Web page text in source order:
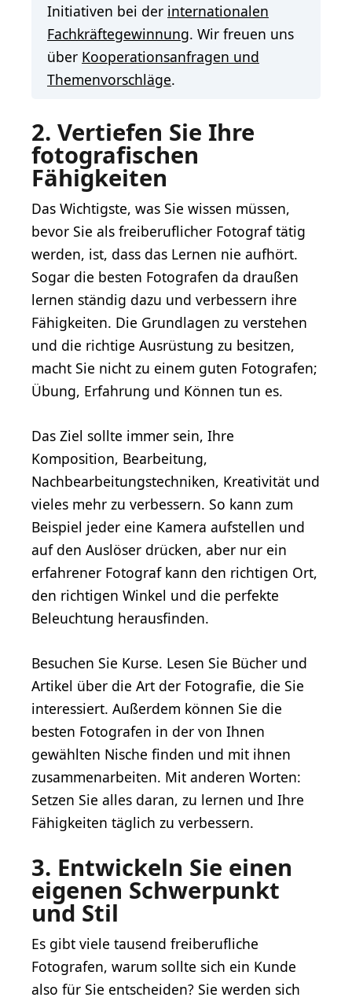
Initiativen bei der internationalen
Fachkräftegewinnung. Wir freuen uns
über Kooperationsanfragen und
Themenvorschläge.
2. Vertiefen Sie Ihre
fotografischen
Fähigkeiten
Das Wichtigste, was Sie wissen müssen,
bevor Sie als freiberuflicher Fotograf tätig
werden, ist, dass das Lernen nie aufhört.
Sogar die besten Fotografen da draußen
lernen ständig dazu und verbessern ihre
Fähigkeiten. Die Grundlagen zu verstehen
und die richtige Ausrüstung zu besitzen,
macht Sie nicht zu einem guten Fotografen;
Übung, Erfahrung und Können tun es.
Das Ziel sollte immer sein, Ihre
Komposition, Bearbeitung,
Nachbearbeitungstechniken, Kreativität und
vieles mehr zu verbessern. So kann zum
Beispiel jeder eine Kamera aufstellen und
auf den Auslöser drücken, aber nur ein
erfahrener Fotograf kann den richtigen Ort,
den richtigen Winkel und die perfekte
Beleuchtung herausfinden.
Besuchen Sie Kurse. Lesen Sie Bücher und
Artikel über die Art der Fotografie, die Sie
interessiert. Außerdem können Sie die
besten Fotografen in der von Ihnen
gewählten Nische finden und mit ihnen
zusammenarbeiten. Mit anderen Worten:
Setzen Sie alles daran, zu lernen und Ihre
Fähigkeiten täglich zu verbessern.
3. Entwickeln Sie einen
eigenen Schwerpunkt
und Stil
Es gibt viele tausend freiberufliche
Fotografen, warum sollte sich ein Kunde
also für Sie entscheiden? Sie werden sich